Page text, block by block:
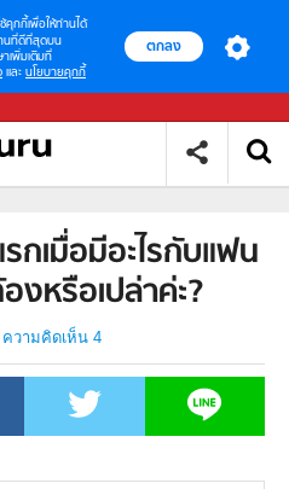
ช้คุกกี้เพื่อให้ท่านได้
นที่ดีที่สุดบน
าเพิ่มเติมที่
และ นโยบายคุกกี้
ตกลง
เมื่อมีอะไรกับแฟน
งหรือเปล่าค่ะ?
ความคิดเห็น 4